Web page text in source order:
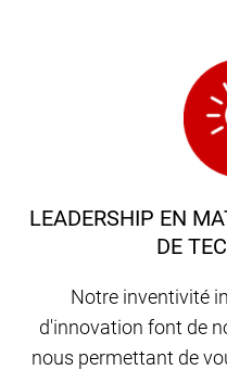
LEADERSHIP EN
DE
Notre inventivité
d'innovation font de
nous permettant de